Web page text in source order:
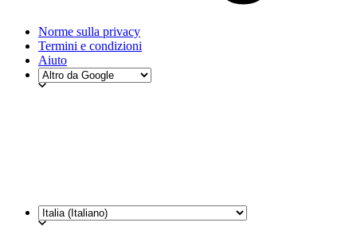
Norme sulla privacy
Termini e condizioni
Aiuto